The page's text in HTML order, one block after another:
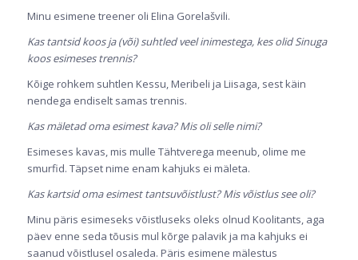
Minu esimene treener oli Elina Gorelašvili.
Kas tantsid koos ja (või) suhtled veel inimestega, kes olid Sinuga
koos esimeses trennis?
Kõige rohkem suhtlen Kessu, Meribeli ja Liisaga, sest käin
nendega endiselt samas trennis.
Kas mäletad oma esimest kava? Mis oli selle nimi?
Esimeses kavas, mis mulle Tähtverega meenub, olime me
smurfid. Täpset nime enam kahjuks ei mäleta.
Kas kartsid oma esimest tantsuvõistlust? Mis võistlus see oli?
Minu päris esimeseks võistluseks oleks olnud Koolitants, aga
päev enne seda tõusis mul kõrge palavik ja ma kahjuks ei
saanud võistlusel osaleda. Päris esimene mälestus